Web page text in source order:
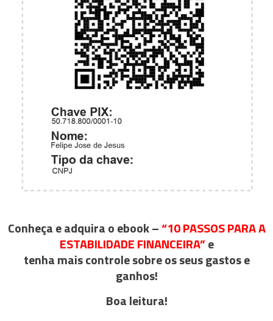
Conheça e adquira o ebook –“10 PASSOS PARA A
ESTABILIDADE FINANCEIRA”e
tenha mais controle sobre os seus gastos e
ganhos!
Boa leitura!